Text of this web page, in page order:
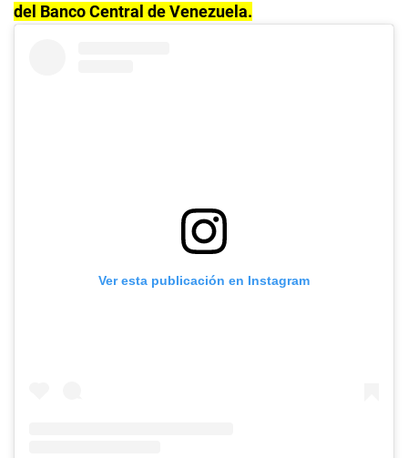
del Banco Central de Venezuela.
Ver esta publicación en Instagram